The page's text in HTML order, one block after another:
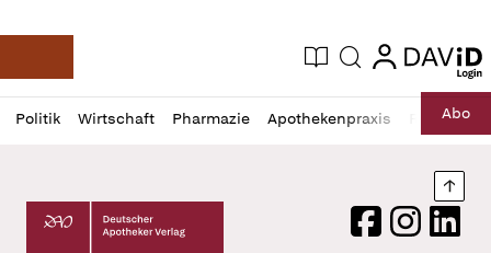
Deutsche Apotheker Zeitung
Aktuelle Ausgabe
Suche login
login
Politik Wirtschaft Pharmazie Apothekenpraxis RechtAbo
Profil
öffnen
Daz
Pur
Deutscher Apotheker Verlag Logo
FacebookInstagram